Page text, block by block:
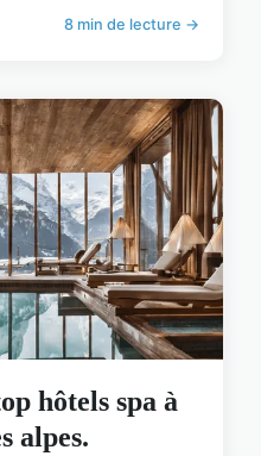
8 min de lecture →
hôtels spa à
alpes.